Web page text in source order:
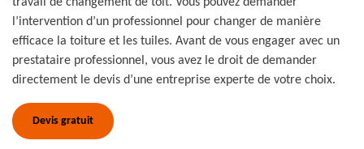
l’intervention d’un professionnel pour changer de manière
efficace la toiture et les tuiles. Avant de vous engager avec un
prestataire professionnel, vous avez le droit de demander
directement le devis d’une entreprise experte de votre choix.
Devis gratuit